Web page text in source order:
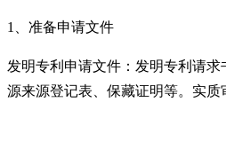
1、准备申请文件
发明专利申请文件：发明专利请
源来源登记表、保藏证明等。实